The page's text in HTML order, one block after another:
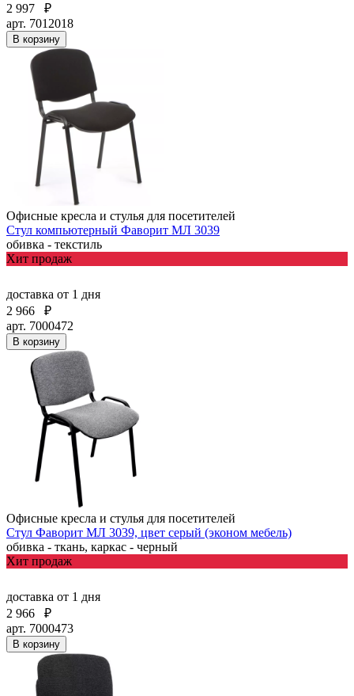
2 997
₽
арт. 7012018
В корзину
Офисные кресла и стулья для посетителей
Стул компьютерный Фаворит МЛ 3039
обивка - текстиль
Хит продаж
доставка от 1 дня
2 966
₽
арт. 7000472
В корзину
Офисные кресла и стулья для посетителей
Стул Фаворит МЛ 3039, цвет серый (эконом мебель)
обивка - ткань, каркас - черный
Хит продаж
доставка от 1 дня
2 966
₽
арт. 7000473
В корзину